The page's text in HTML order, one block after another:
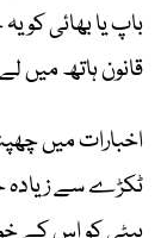
باپ یا بھائی کو
قانون ہاتھ میں
اخبارات میں
ٹکڑے سے زیادہ